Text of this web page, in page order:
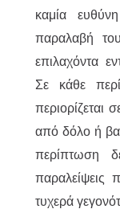
καμία
παραλαβή
επιλαχόντα
Σε κάθε
περιορίζεται
από δόλο ή
περίπτωση
παραλείψεις
τυχερά